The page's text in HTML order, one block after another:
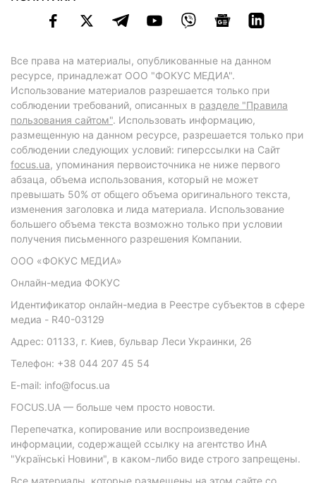
Все права на материалы, опубликованные на данном
ресурсе, принадлежат ООО "ФОКУС МЕДИА".
Использование материалов разрешается только при
соблюдении требований, описанных в разделе "Правила
пользования сайтом". Использовать информацию,
размещенную на данном ресурсе, разрешается только при
соблюдении следующих условий: гиперссылки на Сайт
focus.ua, упоминания первоисточника не ниже первого
абзаца, объема использования, который не может
превышать 50% от общего объема оригинального текста,
изменения заголовка и лида материала. Использование
большего объема текста возможно только при условии
получения письменного разрешения Компании.
ООО «ФОКУС МЕДИА»
Онлайн-медиа ФОКУС
Идентификатор онлайн-медиа в Реестре субъектов в сфере
медиа - R40-03129
Адрес: 01133, г. Киев, бульвар Леси Украинки, 26
Телефон: +38 044 207 45 54
E-mail: info@focus.ua
FOCUS.UA — больше чем просто новости.
Перепечатка, копирование или воспроизведение
информации, содержащей ссылку на агентство ИнА
"Українські Новини", в каком-либо виде строго запрещены.
Все материалы, которые размещены на этом сайте со